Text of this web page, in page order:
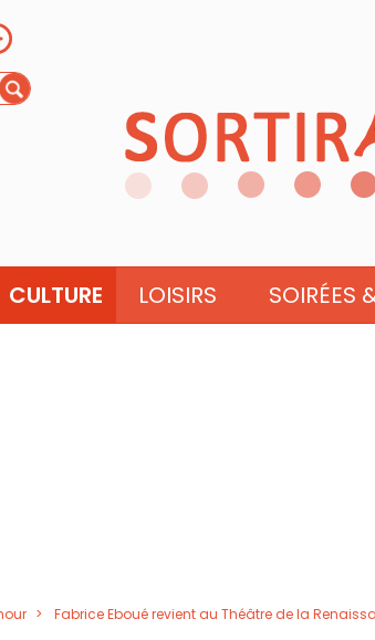
CULTURE LOISIRS SOIRÉES
Fabrice Eboué revient au Théâtre de la